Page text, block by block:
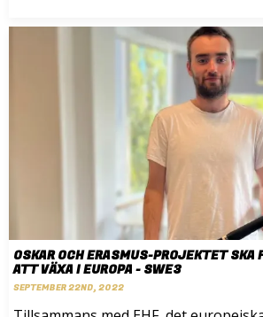
OSKAR OCH ERASMUS-PROJEKTET SKA
ATT VÄXA I EUROPA - SWE3
SEPTEMBER 22ND, 2022